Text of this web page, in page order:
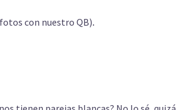
con nuestro QB).